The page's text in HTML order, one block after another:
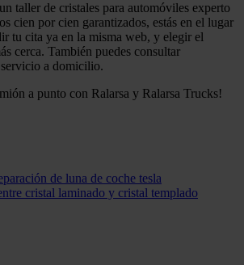
taller de cristales para automóviles experto
cien por cien garantizados, estás en el lugar
tu cita ya en la misma web, y elegir el
cerca. También puedes consultar
a domicilio.
a punto con Ralarsa y Ralarsa Trucks!
de luna de coche tesla
cristal laminado y cristal templado